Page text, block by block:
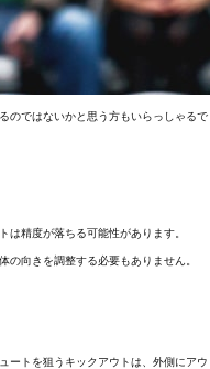
ではないかと思う方もいらっしゃるで
精度が落ちる可能性があります。
向きを調整する必要もありません。
トを狙うキックアウトは、外側にア